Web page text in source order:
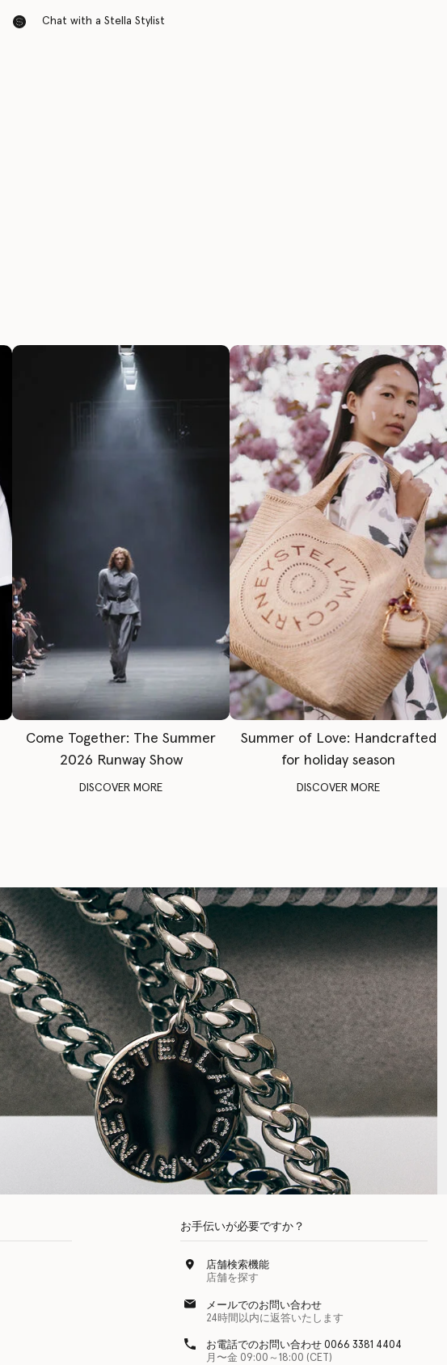
Chat with a Stella Stylist
Come Together: The Summer
2026 Runway Show
DISCOVER MORE
Summer of Love: Handcrafted
for holiday season
DISCOVER MORE
お手伝いが必要ですか？
店舗検索機能
店舗を探す
メールでのお問い合わせ
24時間以内に返答いたします
お電話でのお問い合わせ 0066 3381 4404
月〜金 09:00～18:00 (CET)